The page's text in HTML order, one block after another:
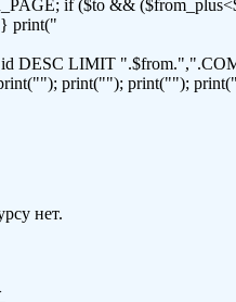
if ($to &&
print("
DESC LIMIT
print(""); print("");
нет.